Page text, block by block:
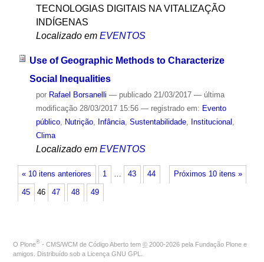
TECNOLOGIAS DIGITAIS NA VITALIZAÇÃO
INDÍGENAS
Localizado em EVENTOS
Use of Geographic Methods to Characterize
Social Inequalities
por Rafael Borsanelli — publicado21/03/2017 — última
modificação28/03/2017 15:56 — registrado em: Evento
público, Nutrição, Infância, Sustentabilidade, Institucional ,
Clima
Localizado em EVENTOS
« 10 itens anteriores Próximos 10 itens »
1 … 43 44
45 46 47 48 49
O Plone® - CMS/WCM de Código Aberto tem © 2000-2026 pela Fundação Plone e
amigos. Distribuído sob a Licença GNU GPL